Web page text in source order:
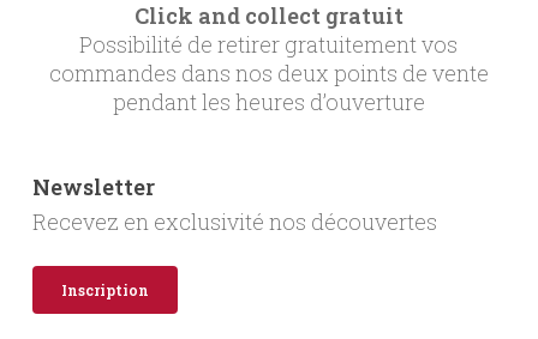
Click and collect gratuit
Possibilité de retirer gratuitement vos
commandes dans nos deux points de vente
pendant les heures d’ouverture
Newsletter
Recevez en exclusivité nos découvertes
Inscription